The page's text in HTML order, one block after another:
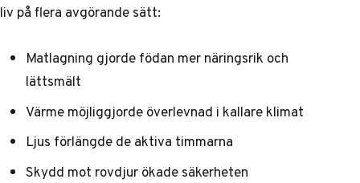
liv på flera avgörande sätt:
Matlagning gjorde födan mer näringsrik och
lättsmält
Värme möjliggjorde överlevnad i kallare klimat
Ljus förlängde de aktiva timmarna
Skydd mot rovdjur ökade säkerheten